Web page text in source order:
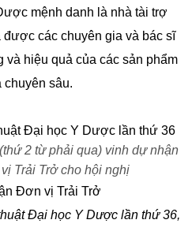
mệnh danh là nhà tài trợ
các chuyên gia và bác sĩ
hiệu quả của các sản phẩm
chuyên sâu.
2 từ phải qua) vinh dự nhận
Trải Trở cho hội nghị
Đại học Y Dược lần thứ 36,